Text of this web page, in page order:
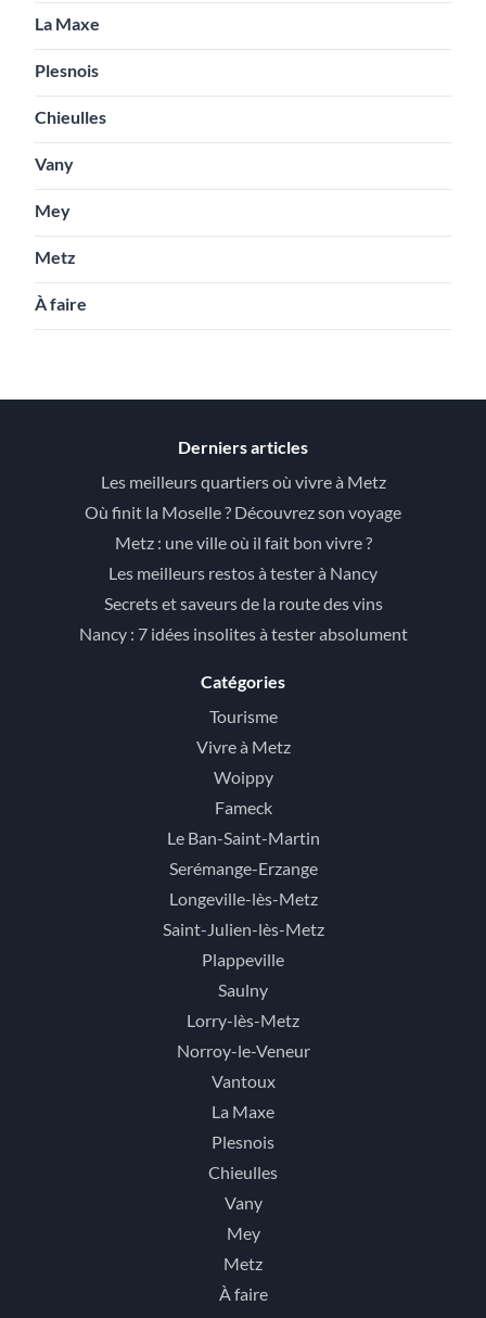
La Maxe
Plesnois
Chieulles
Vany
Mey
Metz
À faire
Derniers articles
Les meilleurs quartiers où vivre à Metz
Où finit la Moselle ? Découvrez son voyage
Metz : une ville où il fait bon vivre ?
Les meilleurs restos à tester à Nancy
Secrets et saveurs de la route des vins
Nancy : 7 idées insolites à tester absolument
Catégories
Tourisme
Vivre à Metz
Woippy
Fameck
Le Ban-Saint-Martin
Serémange-Erzange
Longeville-lès-Metz
Saint-Julien-lès-Metz
Plappeville
Saulny
Lorry-lès-Metz
Norroy-le-Veneur
Vantoux
La Maxe
Plesnois
Chieulles
Vany
Mey
Metz
À faire